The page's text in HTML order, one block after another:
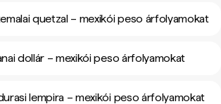
quetzal – mexikói peso árfolyamokat
dollár – mexikói peso árfolyamokat
lempira – mexikói peso árfolyamokat